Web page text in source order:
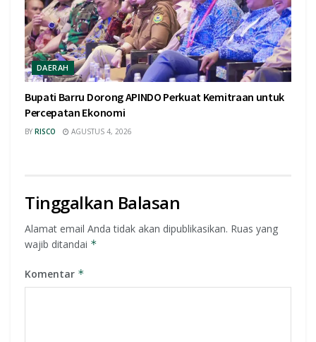
DAERAH
Bupati Barru Dorong APINDO Perkuat Kemitraan untuk
Percepatan Ekonomi
BY RISCO AGUSTUS 4, 2026
Tinggalkan Balasan
Alamat email Anda tidak akan dipublikasikan. Ruas yang
wajib ditandai *
Komentar *